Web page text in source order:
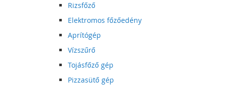
Rizsfőző
Elektromos főzőedény
Aprítógép
Vízszűrő
Tojásfőző gép
Pizzasütő gép